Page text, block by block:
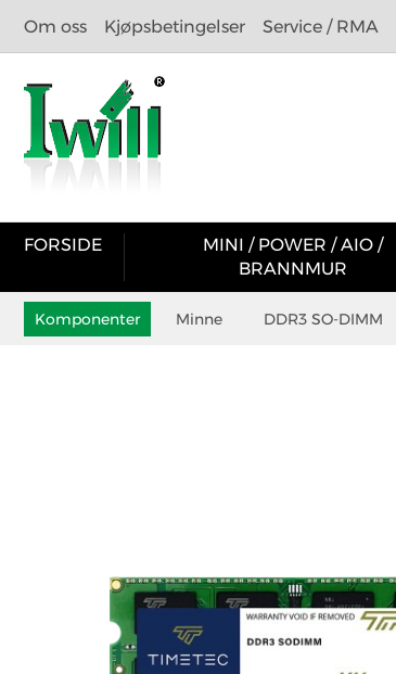
Om oss Kjøpsbetingelser Service / RMA
FORSIDE
MINI / POWER / AIO /
BRANNMUR
Komponenter Minne DDR3 SO-DIMM